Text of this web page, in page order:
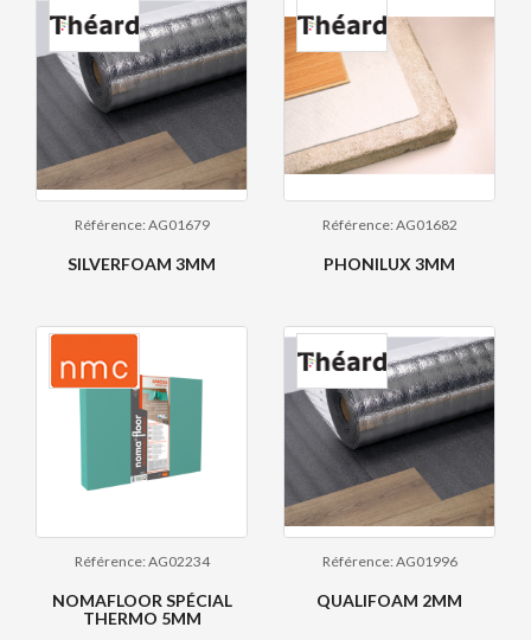
Référence: AG01679
SILVERFOAM 3MM
Référence: AG01682
PHONILUX 3MM
Référence: AG02234
NOMAFLOOR SPÉCIAL
THERMO 5MM
Référence: AG01996
QUALIFOAM 2MM